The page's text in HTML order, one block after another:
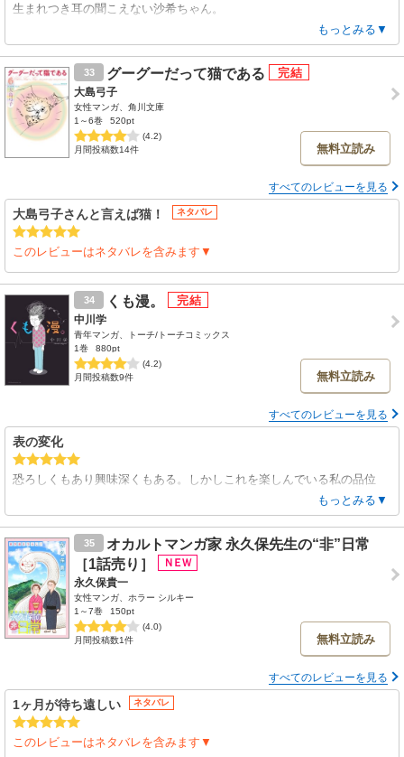
生まれつき耳の聞こえない沙希ちゃん。
お姉ちゃんの行動が素敵ですし
幸せな家族のもとに沙希ちゃんは生まれたんだなぁと
思いました。
耳が聞こえない事をバカにしたり
からかったりする意地悪な子も一定数いる事でしょう。
それでも沙希ちゃんを大切にする人達が
素晴らしい。
その人からしたら、無いことが当たり前で
それが日常なんだ。
もっとみる▼
33 グーグーだって猫である
大島弓子
女性マンガ、角川文庫
1～6巻
520pt
(4.2)
月間投稿数14件
無料立読み
すべてのレビューを見る
大島弓子さんと言えば猫！ ネタバレ
このレビューはネタバレを含みます▼
34 くも漫。
中川学
青年マンガ、トーチ/トーチコミックス
1巻
880pt
(4.2)
月間投稿数9件
無料立読み
すべてのレビューを見る
表の変化
恐ろしくもあり興味深くもある。しかしこれを楽しんでいる私の品位
は？葛藤の内に読み進めるこの世界はとても魅力的なのだ。もっとみる▼
35
オカルトマンガ家 永久保先生の“非”日常
［1話売り］
永久保貴一
女性マンガ、ホラー シルキー
1～7巻
150pt
(4.0)
月間投稿数1件
無料立読み
すべてのレビューを見る
1ヶ月が待ち遠しい ネタバレ
このレビューはネタバレを含みます▼